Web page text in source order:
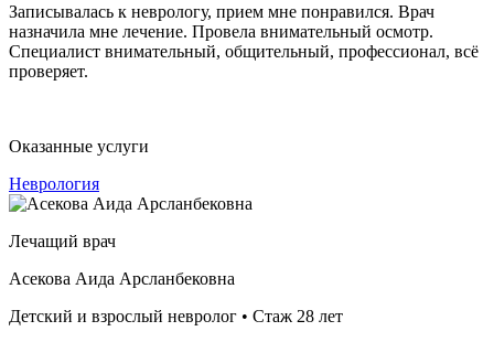
Записывалась к неврологу, прием мне понравился. Врач
назначила мне лечение. Провела внимательный осмотр.
Специалист внимательный, общительный, профессионал, всё
проверяет.
Оказанные услуги
Неврология
Лечащий врач
Асекова Аида Арсланбековна
Детский и взрослый невролог • Стаж 28 лет